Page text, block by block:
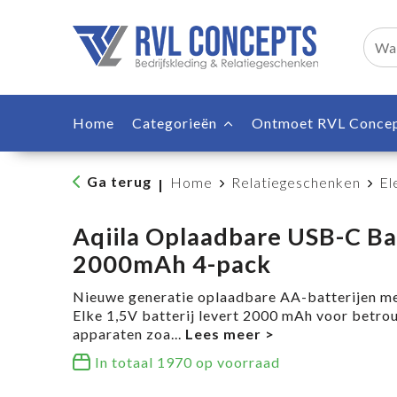
Home Categorieën Ontmoet RVL
Ga terug | Home Relatiegeschenken
Aqiila Oplaadbare USB-C
2000mAh 4-pack
Nieuwe generatie oplaadbare AA-batterijen
Elke 1,5V batterij levert 2000 mAh voor
apparaten zoa...
In totaal 1970 op voorraad